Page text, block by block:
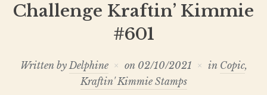
Challenge Kraftin’ Kimmie
#601
Written byDelphine on 02/10/2021 in Copic,
Kraftin' Kimmie Stamps